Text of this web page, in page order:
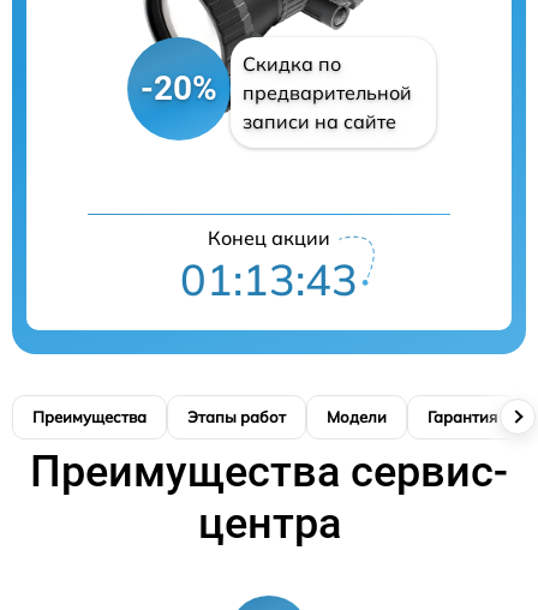
-20%
Скидка по
предварительной
записи на сайте
Конец акции
01:13:42
Преимущества Этапы работ Модели Гарантия
Преимущества сервис-
центра